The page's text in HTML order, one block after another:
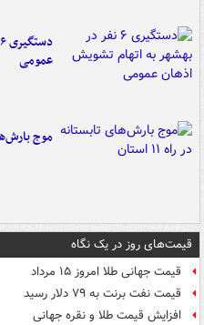
عمومی
موج بارش‌های
قیمت‌های روز در یک نگاه
قیمت جهانی طلا امروز ۱۵ مرداد
قیمت نفت برنت به ۷۹ دلار رسید
افزایش قیمت طلا و نقره جهانی